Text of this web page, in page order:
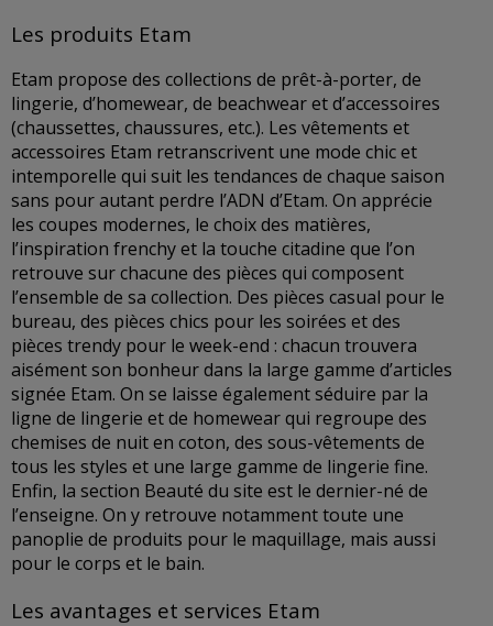
Les produits Etam
Etam propose des collections de prêt-à-porter, de
lingerie, d’homewear, de beachwear et d’accessoires
(chaussettes, chaussures, etc.). Les vêtements et
accessoires Etam retranscrivent une mode chic et
intemporelle qui suit les tendances de chaque saison
sans pour autant perdre l’ADN d’Etam. On apprécie
les coupes modernes, le choix des matières,
l’inspiration frenchy et la touche citadine que l’on
retrouve sur chacune des pièces qui composent
l’ensemble de sa collection. Des pièces casual pour le
bureau, des pièces chics pour les soirées et des
pièces trendy pour le week-end : chacun trouvera
aisément son bonheur dans la large gamme d’articles
signée Etam. On se laisse également séduire par la
ligne de lingerie et de homewear qui regroupe des
chemises de nuit en coton, des sous-vêtements de
tous les styles et une large gamme de lingerie fine.
Enfin, la section Beauté du site est le dernier-né de
l’enseigne. On y retrouve notamment toute une
panoplie de produits pour le maquillage, mais aussi
pour le corps et le bain.
Les avantages et services Etam